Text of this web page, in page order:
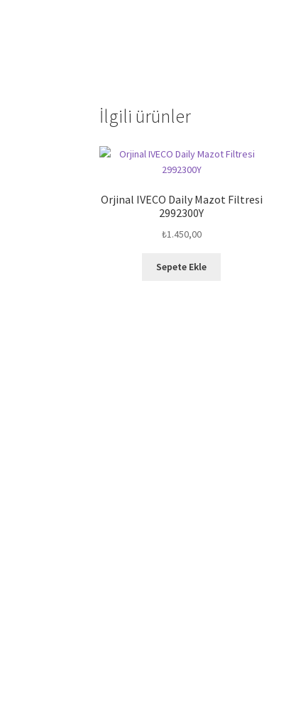
İlgili ürünler
Orjinal IVECO Daily Mazot Filtresi
2992300Y
₺1.450,00
Sepete Ekle